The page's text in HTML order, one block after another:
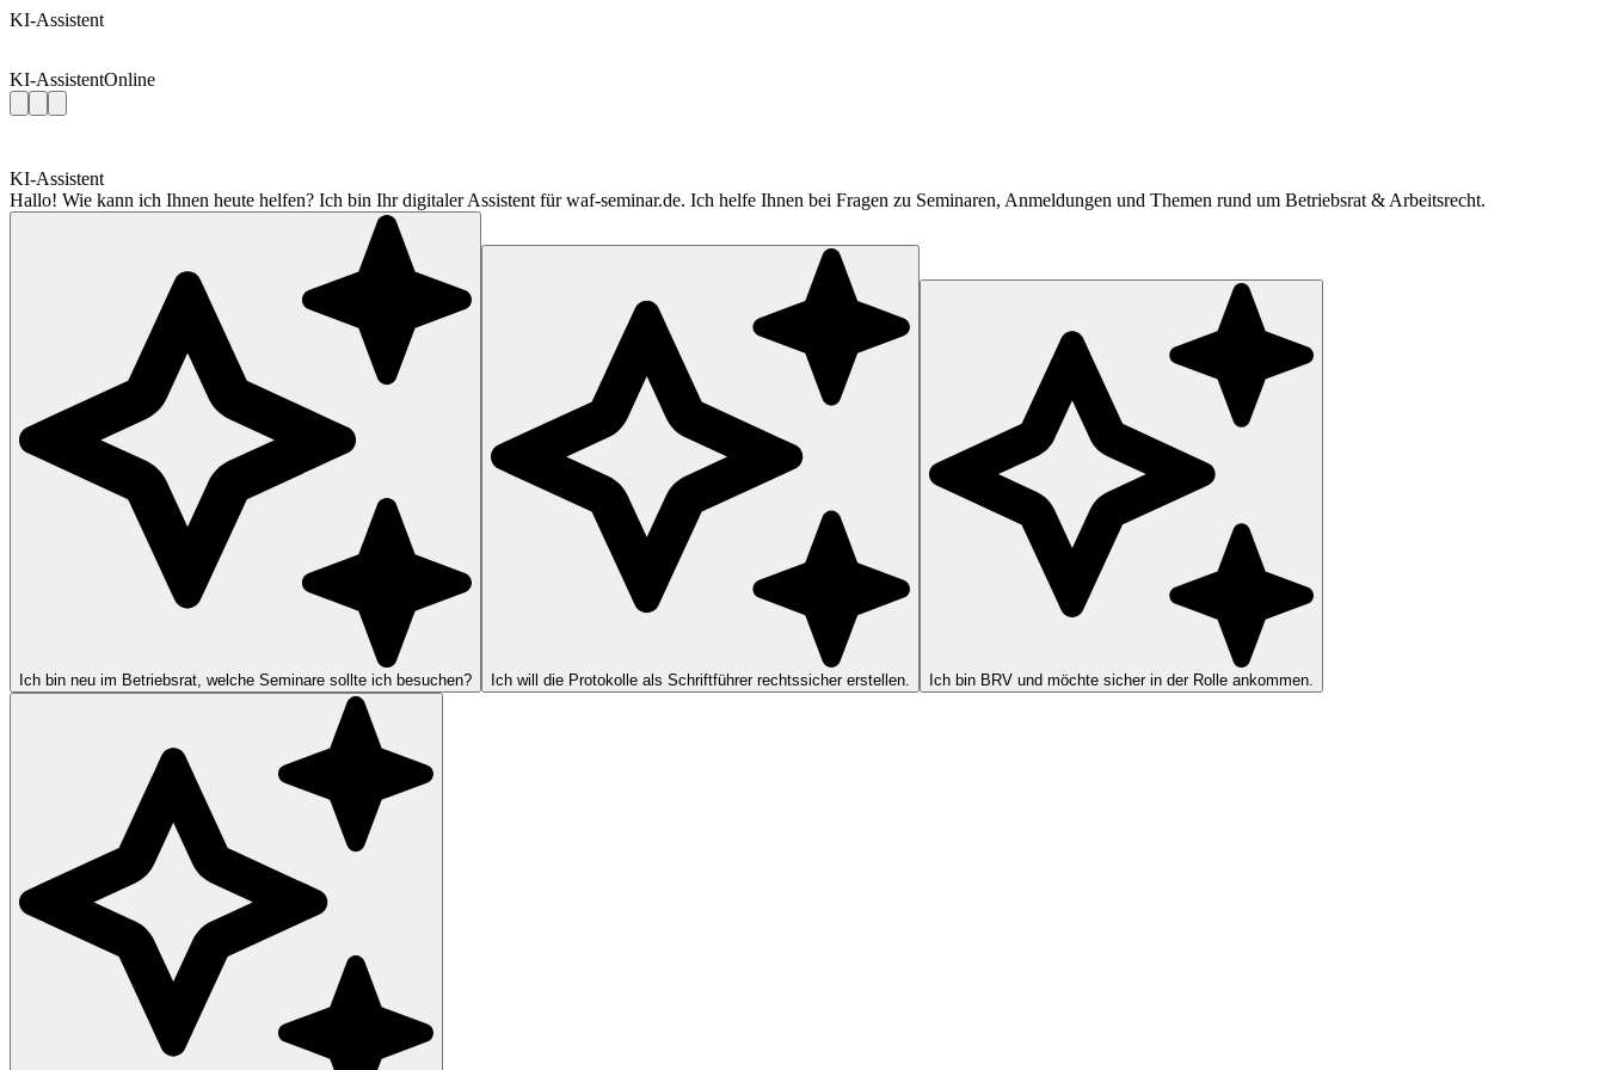
KI-Assistent
KI-AssistentOnline
KI-Assistent
Hallo! Wie kann ich Ihnen heute helfen? Ich bin Ihr digitaler Assistent für waf-seminar.de. Ich helfe Ihnen bei Fragen zu Seminaren, Anmeldungen und Themen rund um Betriebsrat & Arbeitsrecht.
Ich bin neu im Betriebsrat, welche Seminare sollte ich besuchen? Ich will die Protokolle als Schriftführer rechtssicher erstellen. Ich bin BRV und möchte sicher in der Rolle ankommen.